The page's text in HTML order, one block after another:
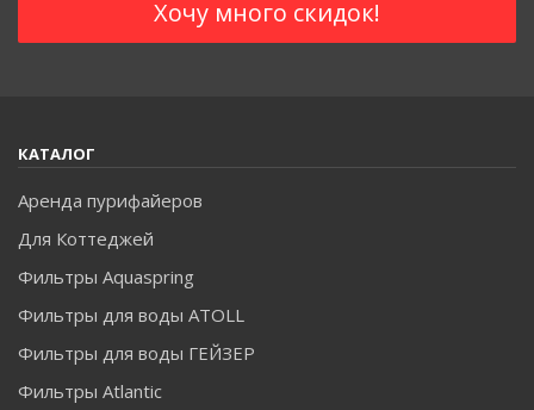
КАТАЛОГ
Аренда пурифайеров
Для Коттеджей
Фильтры Aquaspring
Фильтры для воды ATOLL
Фильтры для воды ГЕЙЗЕР
Фильтры Atlantic